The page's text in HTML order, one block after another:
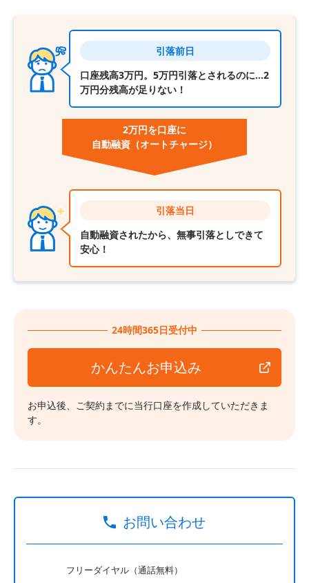
引落前日
口座残高3万円。5万円引落とされるのに…2
万円分残高が足りない！
2万円を口座に
自動融資（オートチャージ）
引落当日
自動融資されたから、無事引落としできて
安心！
24時間365日受付中
かんたんお申込み
お申込後、ご契約までに当行口座を作成していただきま
す。
お問い合わせ
フリーダイヤル（通話無料）